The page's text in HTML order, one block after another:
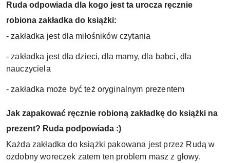
Ruda odpowiada dla kogo jest ta urocza ręcznie
robiona zakładka do książki:
- zakładka jest dla miłośników czytania
- zakładka jest dla dzieci, dla mamy, dla babci, dla
nauczyciela
- zakładka może być też oryginalnym prezentem
Jak zapakować ręcznie robioną zakładkę do książki na
prezent? Ruda podpowiada :)
Każda zakładka do książki pakowana jest przez Rudą w
ozdobny woreczek zatem ten problem masz z głowy.